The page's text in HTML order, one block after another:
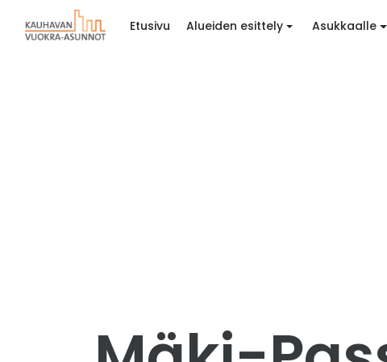
Etusivu Alueiden esittely Asukkaalle